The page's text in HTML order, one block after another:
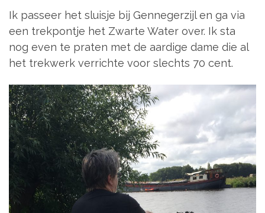
Ik passeer het sluisje bij Gennegerzijl en ga via
een trekpontje het Zwarte Water over. Ik sta
nog even te praten met de aardige dame die al
het trekwerk verrichte voor slechts 70 cent.